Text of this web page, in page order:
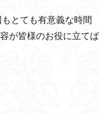
とても有意義な時間
が皆様のお役に立てば